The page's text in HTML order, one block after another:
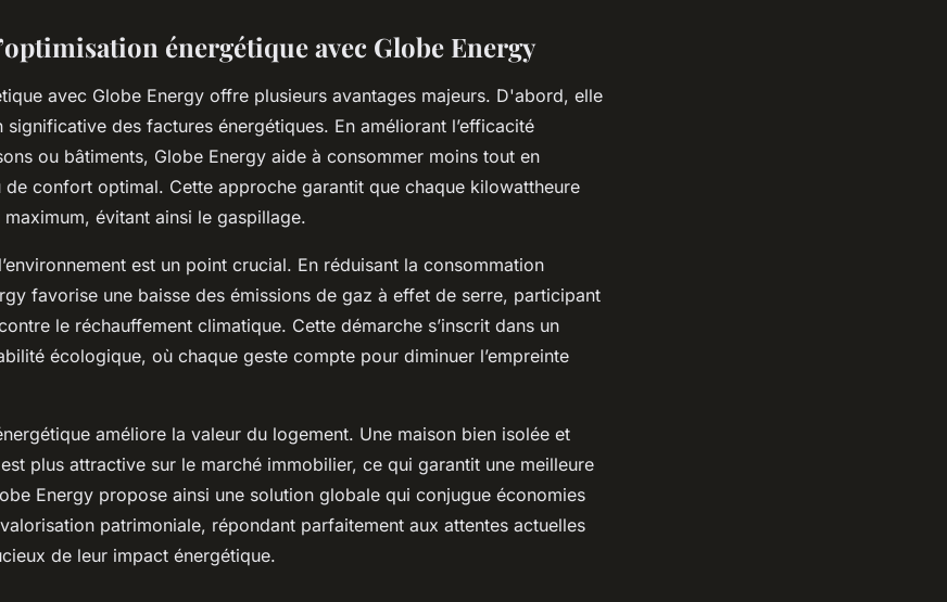
énergétique avec Globe Energy
avec Globe Energy offre plusieurs avantages majeurs. D'abord, elle
significative des factures énergétiques. En améliorant l’efficacité
ou bâtiments, Globe Energy aide à consommer moins tout en
de confort optimal. Cette approche garantit que chaque kilowattheure
évitant ainsi le gaspillage.
est un point crucial. En réduisant la consommation
favorise une baisse des émissions de gaz à effet de serre, participant
le réchauffement climatique. Cette démarche s’inscrit dans un
écologique, où chaque geste compte pour diminuer l’empreinte
améliore la valeur du logement. Une maison bien isolée et
plus attractive sur le marché immobilier, ce qui garantit une meilleure
Energy propose ainsi une solution globale qui conjugue économies
patrimoniale, répondant parfaitement aux attentes actuelles
de leur impact énergétique.